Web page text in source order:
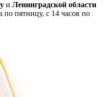
и Ленинградской области
по пятницу, с 14 часов по